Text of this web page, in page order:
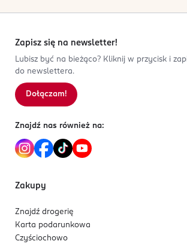
Zapisz się na newsletter!
Lubisz być na bieżąco? Kliknij w przycisk i
do newslettera.
Dołączam!
Znajdź nas również na:
Zakupy
Znajdź drogerię
Karta podarunkowa
Czyściochowo